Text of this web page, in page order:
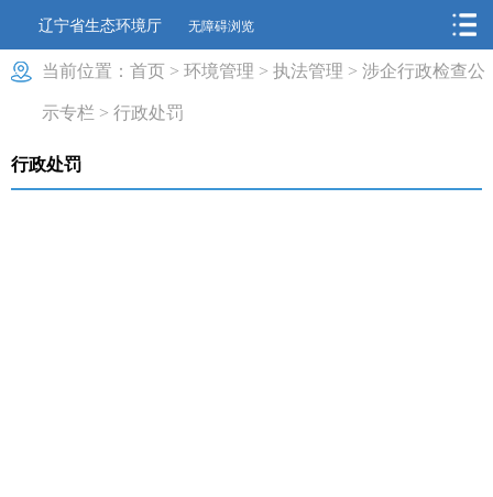
辽宁省生态环境厅 无障碍浏览
当前位置： 首页 > 环境管理 > 执法管理 > 涉企行政检查公
示专栏 > 行政处罚
行政处罚